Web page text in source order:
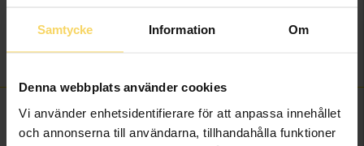
Samtycke Information Om
Denna webbplats använder cookies
Vi använder enhetsidentifierare för att anpassa innehållet
och annonserna till användarna, tillhandahålla funktioner
Varumärke
Guldfynd
Material
FINNS OCKSÅ SOM